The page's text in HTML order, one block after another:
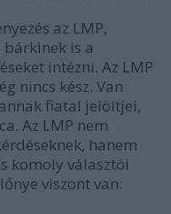
az LMP,
bárkinek is a
intézni. Az LMP
nincs kész. Van
fiatal jelöltjei,
Az LMP nem
hanem
komoly választói
viszont van: